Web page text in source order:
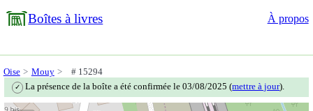
Boîtes à livres À propos
Oise Mouy # 15294
✓ La présence de la boîte a été confirmée le 03/08/2025 (mettre à jour).